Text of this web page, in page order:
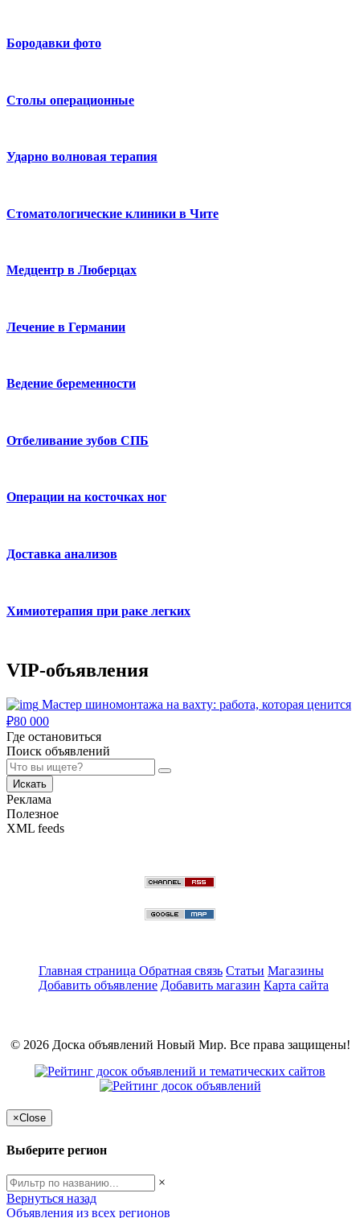
Бородавки фото
Столы операционные
Ударно волновая терапия
Стоматологические клиники в Чите
Медцентр в Люберцах
Лечение в Германии
Ведение беременности
Отбеливание зубов СПБ
Операции на косточках ног
Доставка анализов
Химиотерапия при раке легких
VIP-объявления
Мастер шиномонтажа на вахту: работа, которая ценится
₽80 000
Где остановиться
Поиск объявлений
Искать
Реклама
Полезное
XML feeds
Главная страница Обратная связь Статьи Магазины
Добавить объявление Добавить магазин Карта сайта
© 2026 Доска объявлений Новый Мир. Все права защищены!
×Close
Выберите регион
×
Вернуться назад
Объявления из всех регионов